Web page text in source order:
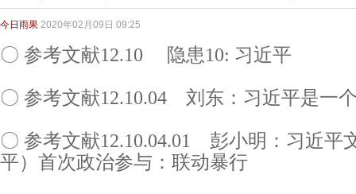
今日雨果 2020年02月09日 09:25
〇 参考文献12.10 隐患10: 习近平
〇 参考文献12.10.04 刘东：习近平是一
〇 参考文献12.10.04.01 彭小明：习近平
平）首次政治参与：联动暴行